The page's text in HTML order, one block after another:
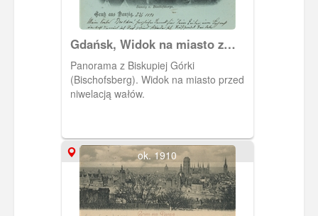
Gdańsk, Widok na miasto z
Biskupiej Góry
Panorama z Biskupiej Górki
(Bischofsberg). Widok na miasto przed
niwelacją wałów.
ok. 1910